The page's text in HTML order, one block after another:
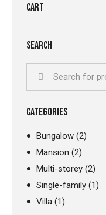
CART
SEARCH
CATEGORIES
Bungalow (2)
Mansion (2)
Multi-storey (2)
Single-family (1)
Villa (1)